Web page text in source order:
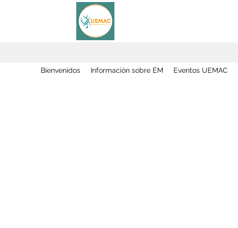
Bienvenidos Información sobre EM Eventos UEMAC